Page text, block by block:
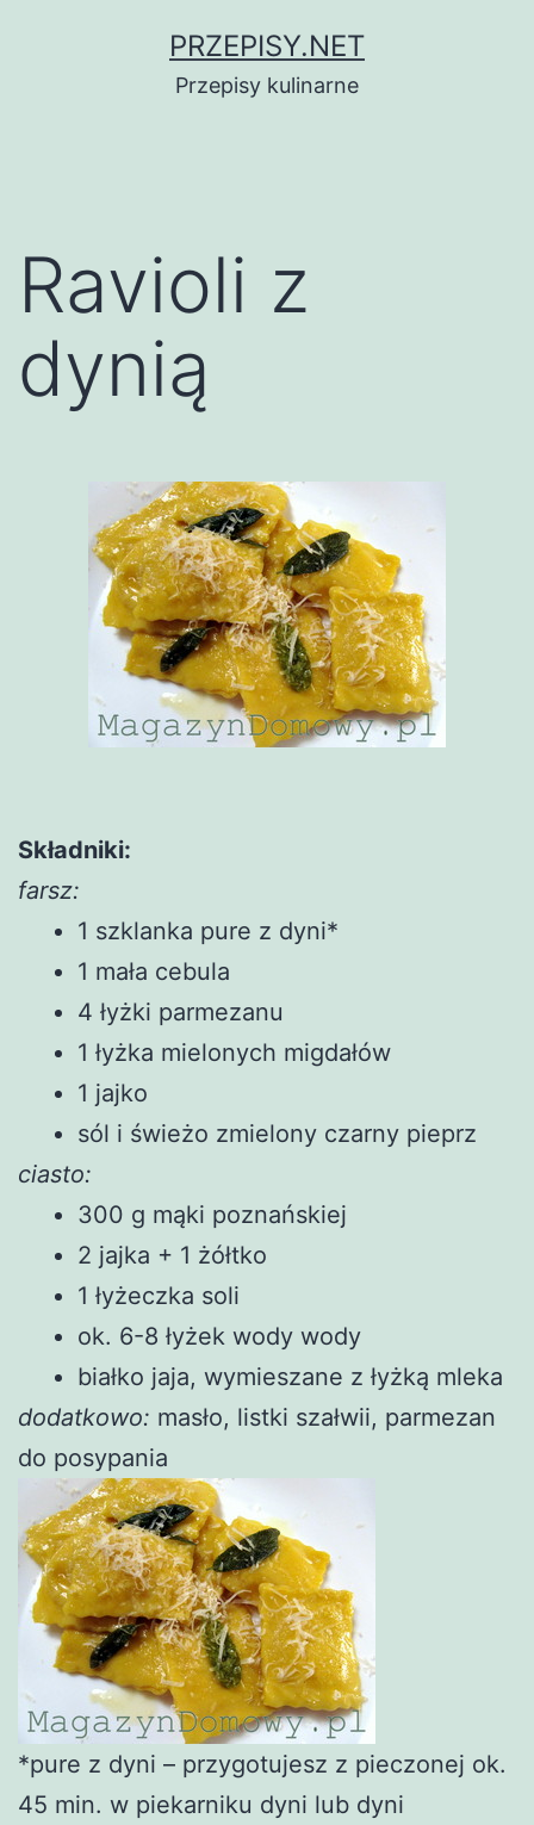
PRZEPISY.NET
Przepisy kulinarne
Ravioli z
dynią
Składniki:
farsz:
1 szklanka pure z dyni*
1 mała cebula
4 łyżki parmezanu
1 łyżka mielonych migdałów
1 jajko
sól i świeżo zmielony czarny pieprz
ciasto:
300 g mąki poznańskiej
2 jajka + 1 żółtko
1 łyżeczka soli
ok. 6-8 łyżek wody wody
białko jaja, wymieszane z łyżką mleka
dodatkowo: masło, listki szałwii, parmezan
do posypania
*pure z dyni – przygotujesz z pieczonej ok.
45 min. w piekarniku dyni lub dyni